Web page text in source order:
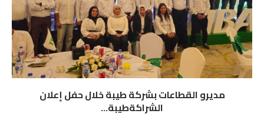
مديرو القطاعات بشركة طيبة خلال حفل إعلان
الشراكةطيبة...